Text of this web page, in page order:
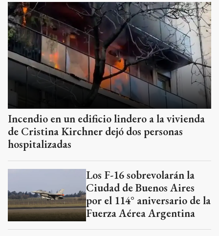
Incendio en un edificio lindero a la vivienda
de Cristina Kirchner dejó dos personas
hospitalizadas
Los F-16 sobrevolarán la
Ciudad de Buenos Aires
por el 114° aniversario de la
Fuerza Aérea Argentina